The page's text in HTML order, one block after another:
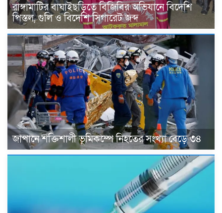
রাঙ্গামাটির বাঘাইছড়িতে বিজিবির অভিযানে বিদেশি
পিস্তল, গুলি ও বিদেশি সিগারেট জব্দ
জাপানে শক্তিশালী ভূমিকম্পে নিহতের সংখ্যা বেড়ে ৩৪